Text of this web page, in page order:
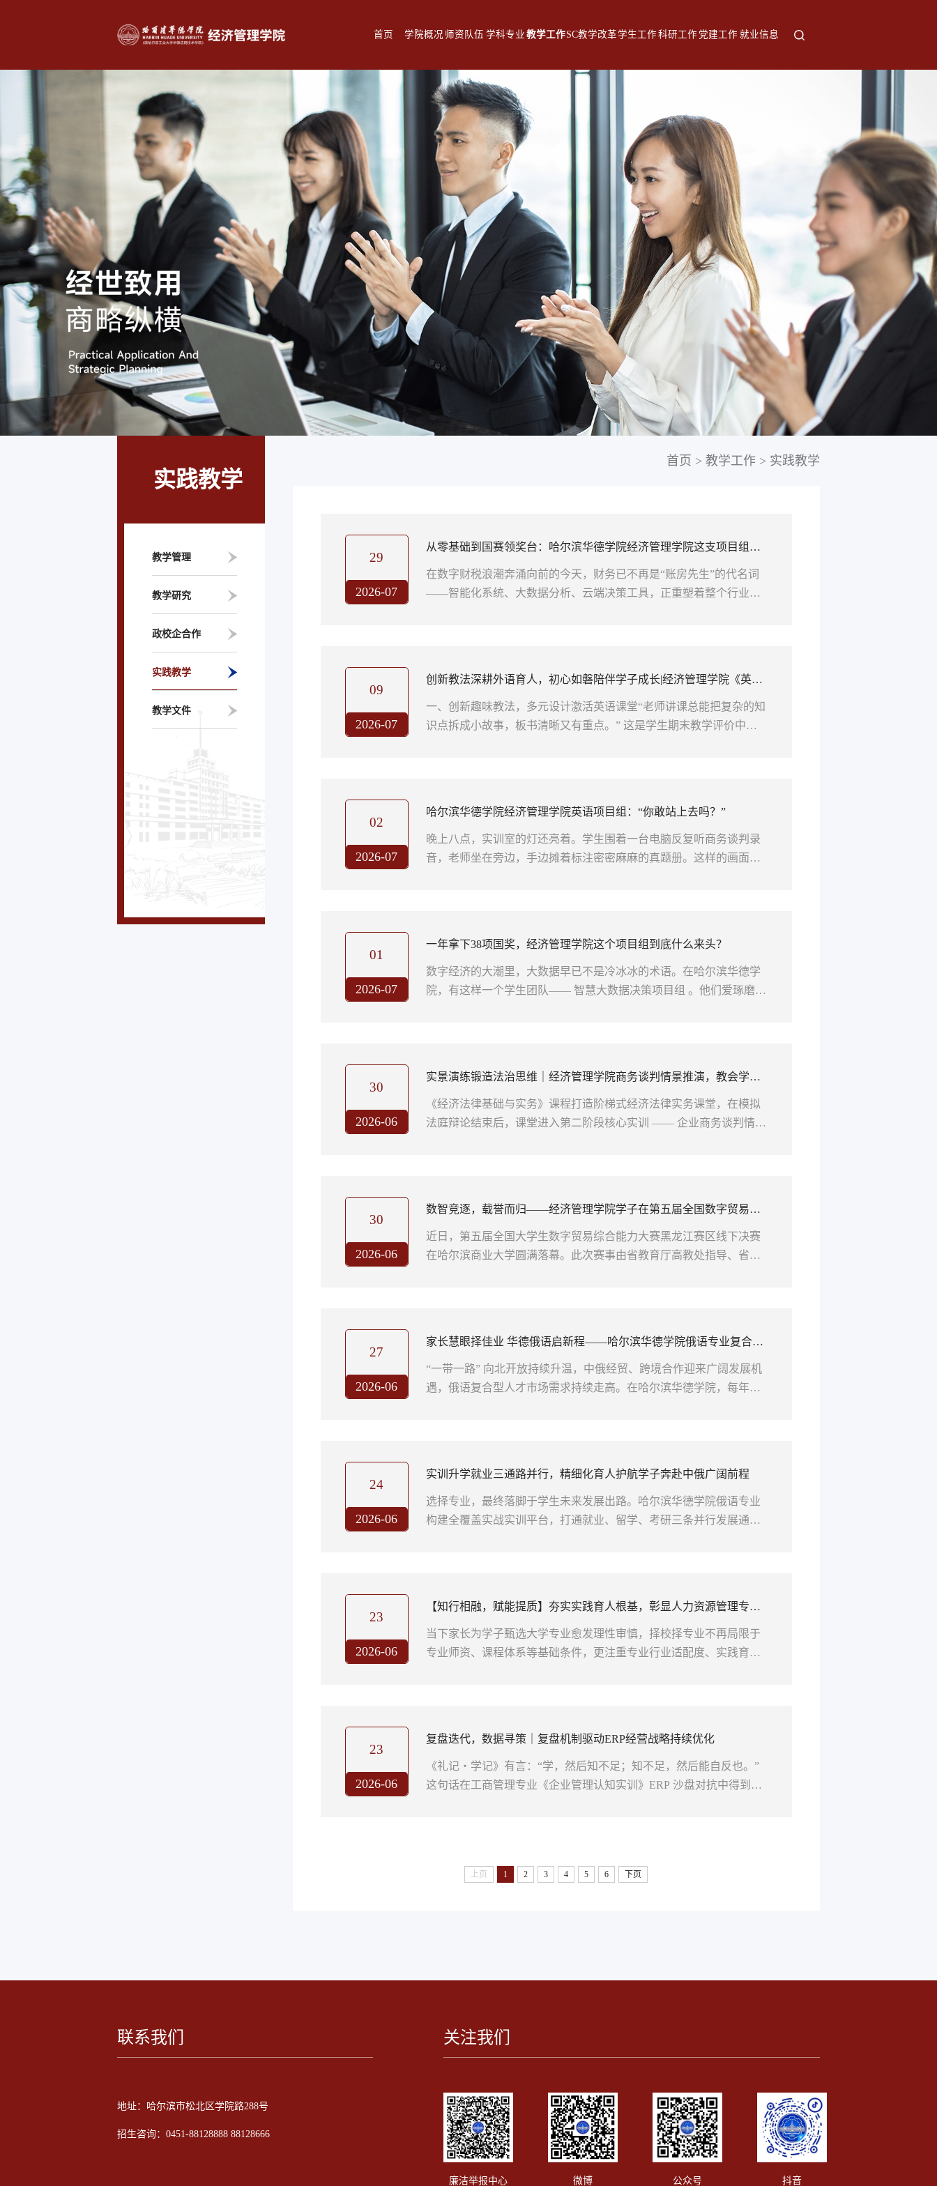
首页 学院概况 师资队伍 学科专业 教学工作SC教学改革学生工作 科研工作 党建工作 就业信息
实践教学
教学管理
教学研究
政校企合作
实践教学
教学文件
首页 > 教学工作 > 实践教学
29
2026-07
从零基础到国赛领奖台：哈尔滨华德学院经济管理学院这支项目组让
普通学生变“黑马”
在数字财税浪潮奔涌向前的今天，财务已不再是“账房先生”的代名词
——智能化系统、大数据分析、云端决策工具，正重塑着整个行业的
是搭建通往数智时代的桥梁四年前，...
09
2026-07
创新教法深耕外语育人，初心如磐陪伴学子成长|经济管理学院《英语
语法》课实践
一、创新趣味教法，多元设计激活英语课堂“老师讲课总能把复杂的知
识点拆成小故事，板书清晰又有重点。” 这是学生期末教学评价中对
握英语句法与核心语法规则，语言表达...
02
2026-07
哈尔滨华德学院经济管理学院英语项目组：“你敢站上去吗？”
晚上八点，实训室的灯还亮着。学生围着一台电脑反复听商务谈判录
音，老师坐在旁边，手边摊着标注密密麻麻的真题册。这样的画面，
子。低年级从语言基础抓起，每周强化词汇...
01
2026-07
一年拿下38项国奖，经济管理学院这个项目组到底什么来头？
数字经济的大潮里，大数据早已不是冷冰冰的术语。在哈尔滨华德学
院，有这样一个学生团队—— 智慧大数据决策项目组 。他们爱琢磨数
他们搭起一座桥很多同学刚进来时，空...
30
2026-06
实景演练锻造法治思维｜经济管理学院商务谈判情景推演，教会学生
事前防控商事合作法律风险
《经济法律基础与实务》课程打造阶梯式经济法律实务课堂，在模拟
法庭辩论结束后，课堂进入第二阶段核心实训 —— 企业商务谈判情景
前期合作洽谈、合同磋商环节的法律教...
30
2026-06
数智竞逐，载誉而归——经济管理学院学子在第五届全国数字贸易综
合能力大赛黑龙江赛区斩获奖项
近日，第五届全国大学生数字贸易综合能力大赛黑龙江赛区线下决赛
在哈尔滨商业大学圆满落幕。此次赛事由省教育厅高教处指导、省双
播 AI 数字营销赛、影刀 AI + 流程自...
27
2026-06
家长慧眼择佳业 华德俄语启新程——哈尔滨华德学院俄语专业复合型
育人结硕果
“一带一路” 向北开放持续升温，中俄经贸、跨境合作迎来广阔发展机
遇，俄语复合型人才市场需求持续走高。在哈尔滨华德学院，每年都
专业创办于2007年，是校级重点专业...
24
2026-06
实训升学就业三通路并行，精细化育人护航学子奔赴中俄广阔前程
选择专业，最终落脚于学生未来发展出路。哈尔滨华德学院俄语专业
构建全覆盖实战实训平台，打通就业、留学、考研三条并行发展通
数十家对俄外贸企业、跨境电商平台、涉外培...
23
2026-06
【知行相融，赋能提质】夯实实践育人根基，彰显人力资源管理专业
办学特色
当下家长为学子甄选大学专业愈发理性审慎，择校择专业不再局限于
专业师资、课程体系等基础条件，更注重专业行业适配度、实践育人
育+特色专业活动”四位一体育人体系，...
23
2026-06
复盘迭代，数据寻策｜复盘机制驱动ERP经营战略持续优化
《礼记・学记》有言：“学，然后知不足；知不足，然后能自反也。”
这句话在工商管理专业《企业管理认知实训》ERP 沙盘对抗中得到充
原材料采购、生产线搭建、产品生产、市...
上页 1 2 3 4 5 6 下页
联系我们
地址：哈尔滨市松北区学院路288号
招生咨询：0451-88128888 88128666
关注我们
廉洁举报中心 微博 公众号 抖音